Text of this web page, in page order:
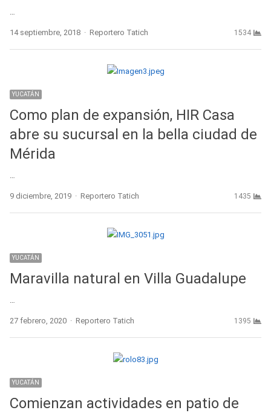
…
14 septiembre, 2018 Author
Reportero Tatich 1534
YUCATÁN
Como plan de expansión, HIR Casa
abre su sucursal en la bella ciudad de
Mérida
9 diciembre, 2019 Author
Reportero Tatich 1435
YUCATÁN
Maravilla natural en Villa Guadalupe
27 febrero, 2020 Author
Reportero Tatich 1395
YUCATÁN
Comienzan actividades en patio de